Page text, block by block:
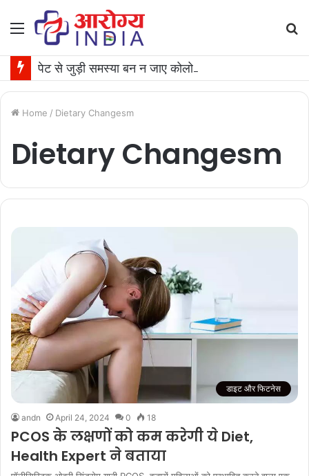
Menu
Home / Dietary Changesm
Dietary Changesm
डाइट और फिटनेस
andn April 24, 2024 0 18
PCOS के लक्षणों को कम करेगी ये Diet,
Health Expert ने बताया